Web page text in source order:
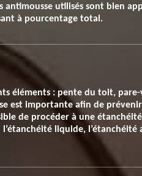
utilisés sont bien
à pourcentage total.
éléments : pente du toit,
est importante afin de
de procéder à une
liquide, l’étanchéité